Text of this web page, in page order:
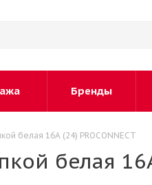
Бренды
белая 16А (24) PROCONNECT
белая